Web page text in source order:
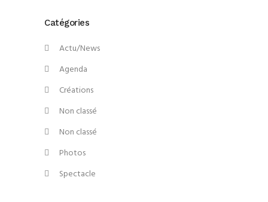
Catégories
Actu/News
Agenda
Créations
Non classé
Non classé
Photos
Spectacle